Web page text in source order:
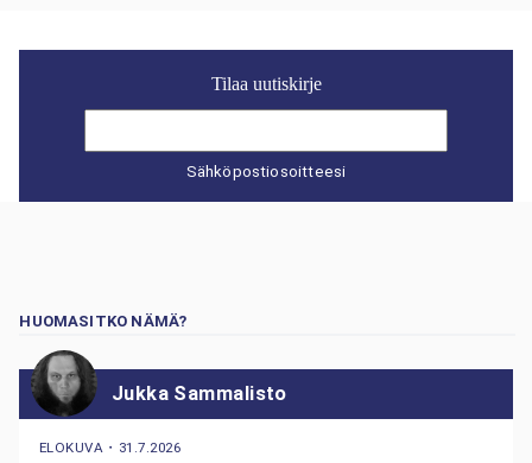
Tilaa uutiskirje
Sähköpostiosoitteesi
HUOMASITKO NÄMÄ?
Jukka Sammalisto
ELOKUVA ・ 31.7.2026